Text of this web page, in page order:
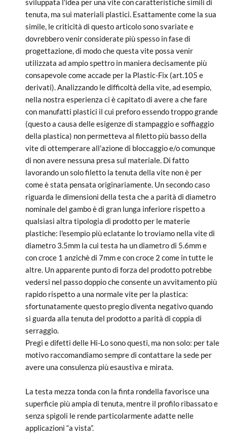
sviluppata l'idea per una vite con caratteristiche simili di
tenuta, ma sui materiali plastici. Esattamente come la sua
simile, le criticità di questo articolo sono svariate e
dovrebbero venir considerate più spesso in fase di
progettazione, di modo che questa vite possa venir
utilizzata ad ampio spettro in maniera decisamente più
consapevole come accade per la Plastic-Fix (art.105 e
derivati). Analizzando le difficoltà della vite, ad esempio,
nella nostra esperienza ci è capitato di avere a che fare
con manufatti plastici il cui preforo essendo troppo grande
(questo a causa delle esigenze di stampaggio e soffiaggio
della plastica) non permetteva al filetto più basso della
vite di ottemperare all'azione di bloccaggio e/o comunque
di non avere nessuna presa sul materiale. Di fatto
lavorando un solo filetto la tenuta della vite non è per
come è stata pensata originariamente. Un secondo caso
riguarda le dimensioni della testa che a parità di diametro
nominale del gambo è di gran lunga inferiore rispetto a
qualsiasi altra tipologia di prodotto per le materie
plastiche: l'esempio più eclatante lo troviamo nella vite di
diametro 3.5mm la cui testa ha un diametro di 5.6mm e
con croce 1 anzichè di 7mm e con croce 2 come in tutte le
altre. Un apparente punto di forza del prodotto potrebbe
vedersi nel passo doppio che consente un avvitamento più
rapido rispetto a una normale vite per la plastica:
sfortunatamente questo pregio diventa negativo quando
si guarda alla tenuta del prodotto a parità di coppia di
serraggio.
Pregi e difetti delle Hi-Lo sono questi, ma non solo: per tale
motivo raccomandiamo sempre di contattare la sede per
avere una consulenza più esaustiva e mirata.
La testa mezza tonda con la finta rondella favorisce una
superficie più ampia di tenuta, mentre il profilo ribassato e
senza spigoli le rende particolarmente adatte nelle
applicazioni “a vista”.